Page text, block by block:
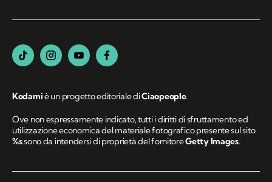
Kodamiè un progetto editoriale diCiaopeople.
Ove non espressamente indicato, tutti i diritti di sfruttamento ed
utilizzazione economica del materiale fotografico presente sul sito
%ssono da intendersi di proprietà del fornitoreGetty Images.